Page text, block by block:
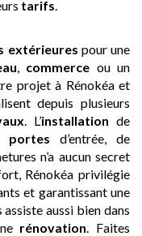
tarifs
extérieures pour une
commerce ou un
projet à Rénokéa et
depuis plusieurs
. L’installation de
portes d’entrée, de
n’a aucun secret
Rénokéa privilégie
et garantissant une
assiste aussi bien dans
rénovation . Faites